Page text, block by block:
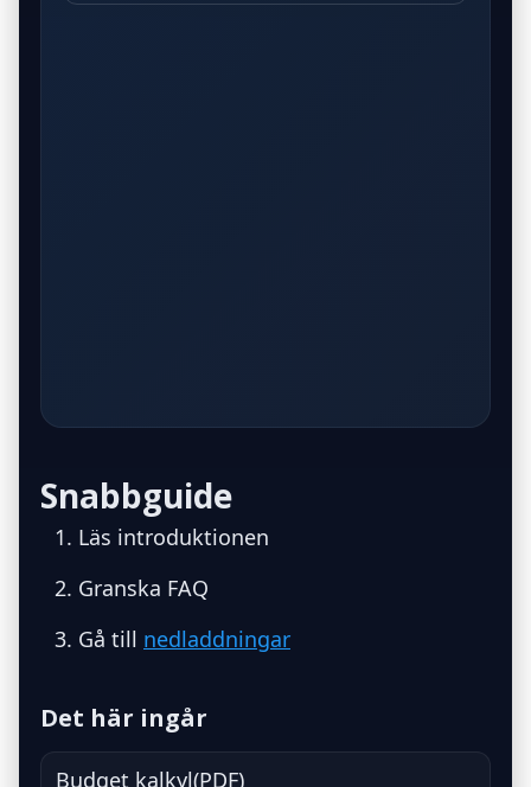
Snabbguide
Läs introduktionen
Granska FAQ
Gå till nedladdningar
Det här ingår
Budget kalkyl(PDF)